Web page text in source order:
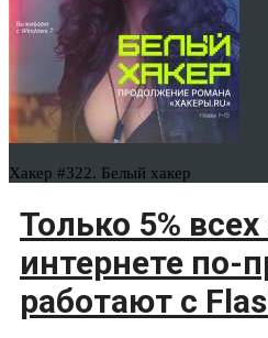
Хакер #322. Белый хакер
Только 5%
интернете по-
работают с